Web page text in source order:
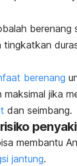
berenang
tingkatkan
berenang
jika
dan seimbang.
membantu
jantung.